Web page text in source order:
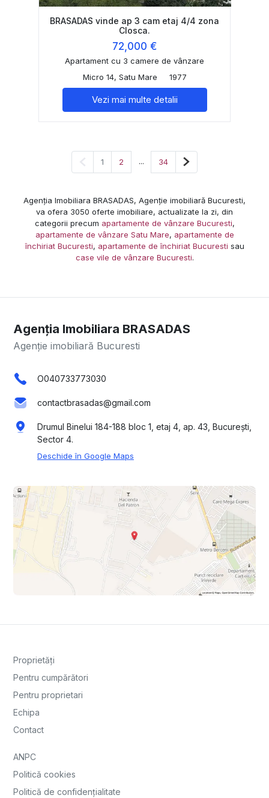
BRASADAS vinde ap 3 cam etaj 4/4 zona
Closca.
72,000 €
Apartament cu 3 camere de vânzare
Micro 14, Satu Mare
1977
Vezi mai multe detalii
Pagina anterioară
1 2 ... 34 Pagina următoare
Agenția Imobiliara BRASADAS, Agenție imobiliară Bucuresti,
va ofera 3050 oferte imobiliare, actualizate la zi, din
categorii precum apartamente de vânzare Bucuresti,
apartamente de vânzare Satu Mare, apartamente de
închiriat Bucuresti, apartamente de închiriat Bucuresti sau
case vile de vânzare Bucuresti.
Agenția Imobiliara BRASADAS
Agenție imobiliară Bucuresti
O040733773030
contactbrasadas@gmail.com
Drumul Binelui 184-188 bloc 1, etaj 4, ap. 43, București,
Sector 4.
Deschide în Google Maps
Proprietăți
Pentru cumpărători
Pentru proprietari
Echipa
Contact
ANPC
Politică cookies
Politică de confidențialitate